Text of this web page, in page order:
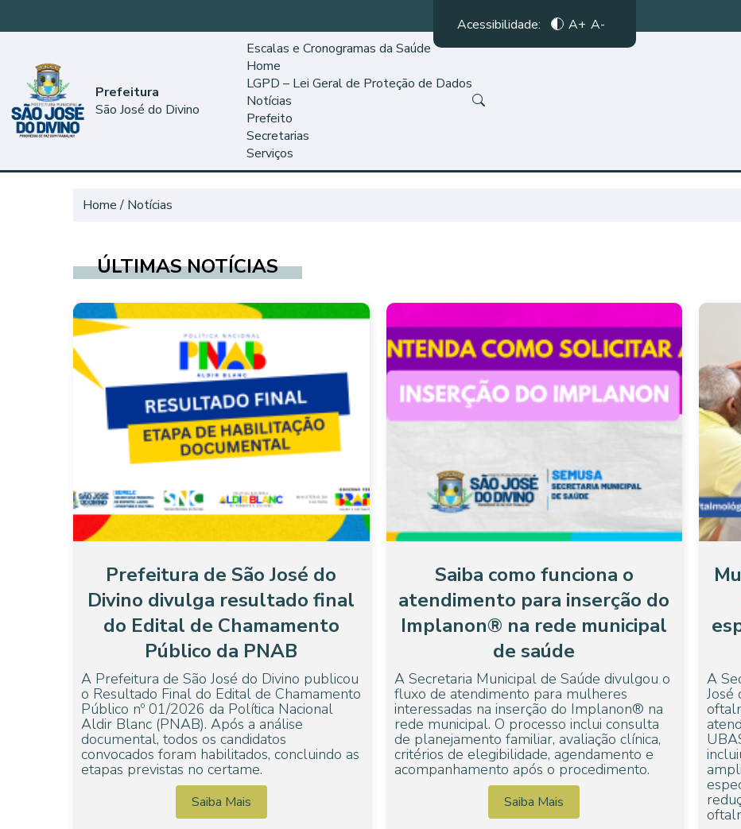
Acessibilidade: A+ A-
Prefeitura
São José do Divino
Escalas e Cronogramas da Saúde
Home
LGPD – Lei Geral de Proteção de Dados
Notícias
Prefeito
Secretarias
Serviços
Home Notícias
ÚLTIMAS NOTÍCIAS
Prefeitura de São José do
Divino divulga resultado final
do Edital de Chamamento
Público da PNAB
A Prefeitura de São José do Divino publicou
o Resultado Final do Edital de Chamamento
Público nº 01/2026 da Política Nacional
Aldir Blanc (PNAB). Após a análise
documental, todos os candidatos
convocados foram habilitados, concluindo as
etapas previstas no certame.
Saiba Mais
Saiba como funciona o
atendimento para inserção do
Implanon® na rede municipal
de saúde
A Secretaria Municipal de Saúde divulgou o
fluxo de atendimento para mulheres
interessadas na inserção do Implanon® na
rede municipal. O processo inclui consulta
de planejamento familiar, avaliação clínica,
critérios de elegibilidade, agendamento e
acompanhamento após o procedimento.
Saiba Mais
A
José